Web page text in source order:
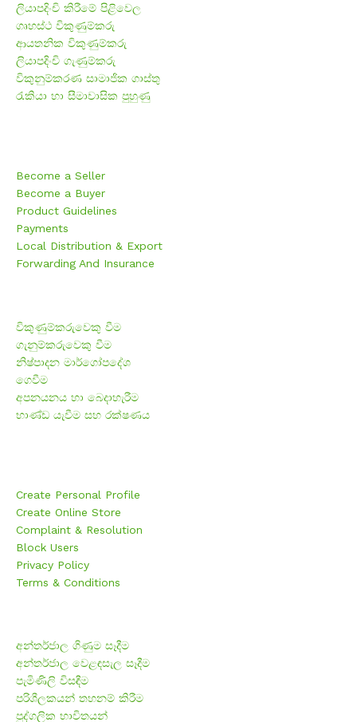
ලියාපදිංචි කිරීමේ පිළිවෙල
ගෘහස්ථ විකුණුම්කරු
ආයතනික විකුණුම්කරු
ලියාපදිංචි ගැණුම්කරු
විකුනුම්කරණ සාමාජික ගාස්තු
රැකියා හා සීමාවාසික පුහුණු
Become a Seller
Become a Buyer
Product Guidelines
Payments
Local Distribution & Export
Forwarding And Insurance
විකුණුම්කරුවෙකු වීම
ගැනුම්කරුවෙකු වීම
නිෂ්පාදන මාර්ගෝපදේශ
ගෙවීම
අපනයනය හා බෙදාහැරීම
භාණ්ඩ යැවීම සහ රක්ෂණය
Create Personal Profile
Create Online Store
Complaint & Resolution
Block Users
Privacy Policy
Terms & Conditions
අන්තර්ජාල ගිණුම සෑදීම
අන්තර්ජාල වෙළඳසැල සෑදීම
පැමිණිලි විසඳීම
පරිශීලකයන් තහනම් කිරීම
පුද්ගලික භාවිතයන්